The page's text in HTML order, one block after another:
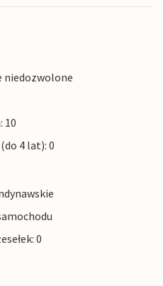
niedozwolone
10
4 lat): 0
0